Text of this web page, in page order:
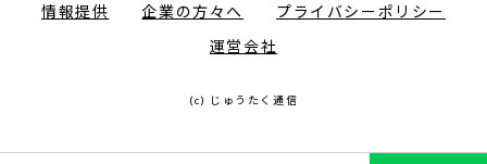
情報提供 企業の方々へ
プライバシーポリシー
運営会社
(c) じゅうたく通信